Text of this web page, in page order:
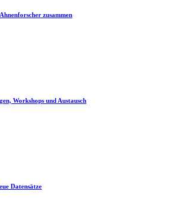
zusammen
Workshops und Austausch
Datensätze